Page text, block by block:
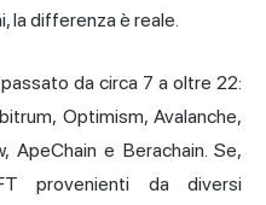
la differenza è reale.
da circa 7 a oltre 22:
Optimism, Avalanche,
ApeChain e Berachain. Se,
provenienti da diversi